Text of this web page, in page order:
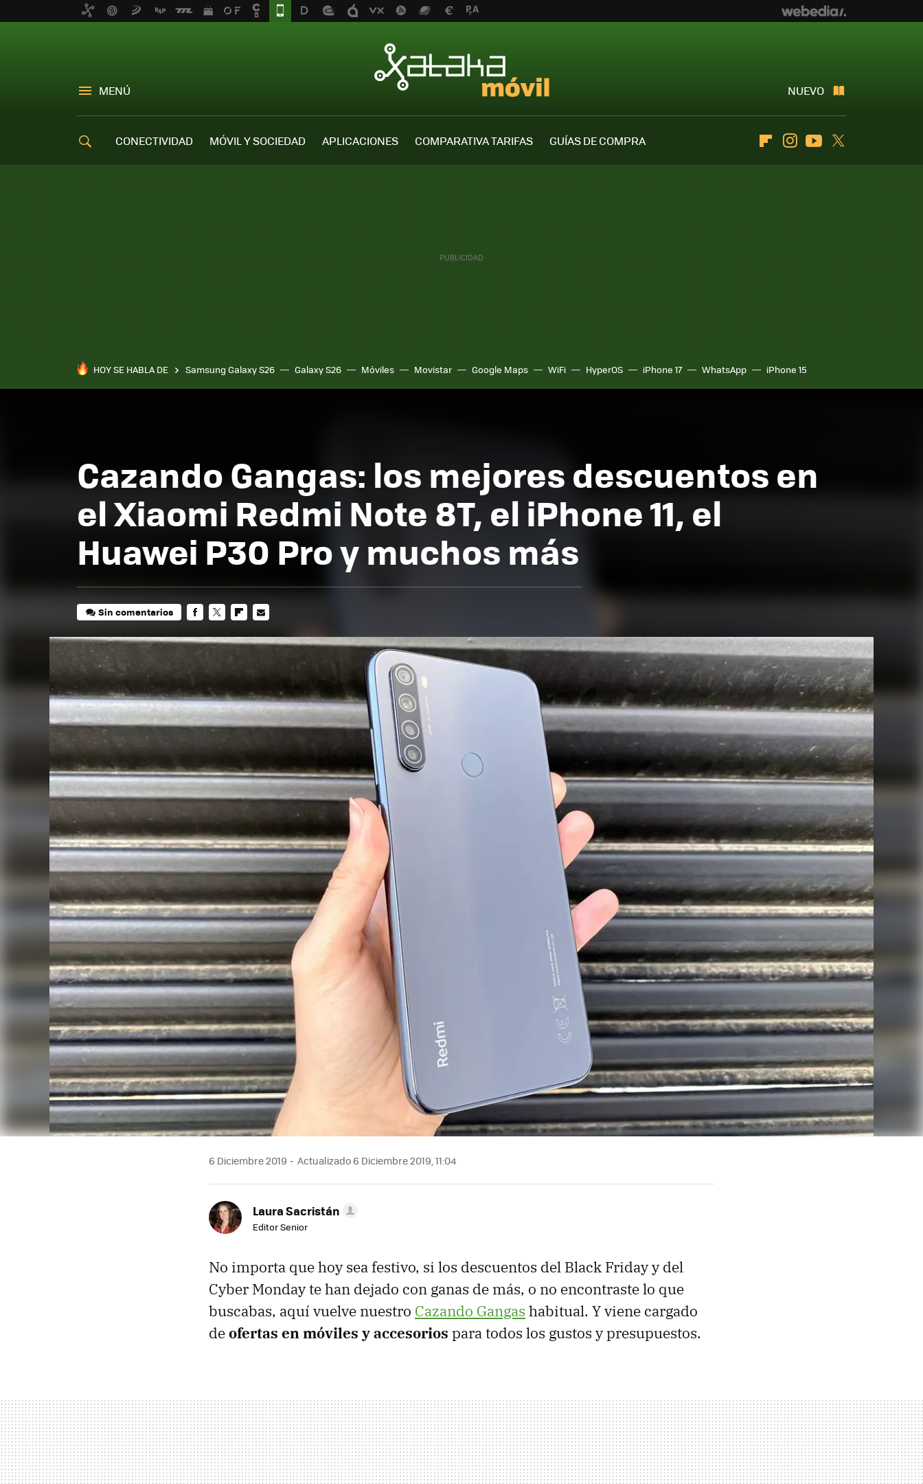
MENÚ NUEVO
CONECTIVIDAD MÓVIL Y SOCIEDAD APLICACIONES COMPARATIVA TARIFAS
GUÍAS DE COMPRA
FlipboardInstagramYoutube
HOY SE HABLA DE Samsung Galaxy S26 Galaxy S26 Móviles Movistar Google Maps WiFi HyperOS iPhone 17 WhatsApp iPhone 15
Cazando Gangas: los mejores descuentos en
el Xiaomi Redmi Note 8T, el iPhone 11, el
Huawei P30 Pro y muchos más
Sin comentarios
MAIL
6 Diciembre 2019 Actualizado 6 Diciembre 2019, 11:04
Laura Sacristán
Editor Senior
No importa que hoy sea festivo, si los descuentos del Black Friday y del
Cyber Monday te han dejado con ganas de más, o no encontraste lo que
buscabas, aquí vuelve nuestro Cazando Gangas habitual. Y viene cargado
deofertas en móviles y accesorios para todos los gustos y presupuestos.